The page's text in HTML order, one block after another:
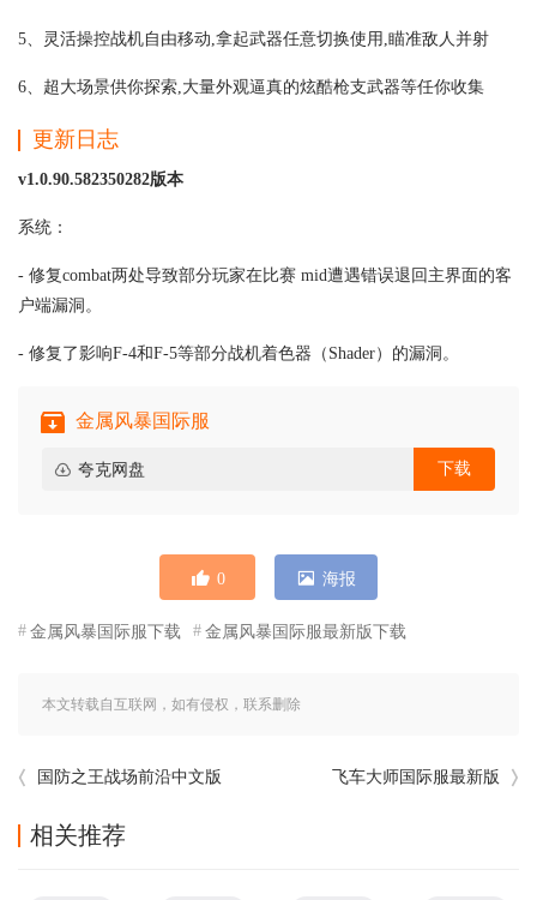
5、灵活操控战机自由移动,拿起武器任意切换使用,瞄准敌人并射
6、超大场景供你探索,大量外观逼真的炫酷枪支武器等任你收集
更新日志
v1.0.90.582350282版本
系统：
- 修复combat两处导致部分玩家在比赛 mid遭遇错误退回主界面的客
户端漏洞。
- 修复了影响F-4和F-5等部分战机着色器（Shader）的漏洞。
金属风暴国际服
夸克网盘 下载
0 海报
金属风暴国际服下载 金属风暴国际服最新版下载
本文转载自互联网，如有侵权，联系删除
国防之王战场前沿中文版 飞车大师国际服最新版
相关推荐